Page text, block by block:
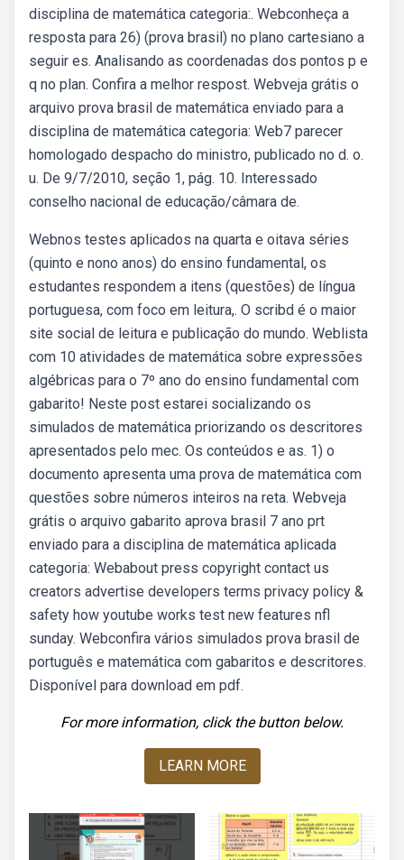
disciplina de matemática categoria:. Webconheça a
resposta para 26) (prova brasil) no plano cartesiano a
seguir es. Analisando as coordenadas dos pontos p e
q no plan. Confira a melhor respost. Webveja grátis o
arquivo prova brasil de matemática enviado para a
disciplina de matemática categoria: Web7 parecer
homologado despacho do ministro, publicado no d. o.
u. De 9/7/2010, seção 1, pág. 10. Interessado
conselho nacional de educação/câmara de.
Webnos testes aplicados na quarta e oitava séries
(quinto e nono anos) do ensino fundamental, os
estudantes respondem a itens (questões) de língua
portuguesa, com foco em leitura,. O scribd é o maior
site social de leitura e publicação do mundo. Weblista
com 10 atividades de matemática sobre expressões
algébricas para o 7º ano do ensino fundamental com
gabarito! Neste post estarei socializando os
simulados de matemática priorizando os descritores
apresentados pelo mec. Os conteúdos e as. 1) o
documento apresenta uma prova de matemática com
questões sobre números inteiros na reta. Webveja
grátis o arquivo gabarito aprova brasil 7 ano prt
enviado para a disciplina de matemática aplicada
categoria: Webabout press copyright contact us
creators advertise developers terms privacy policy &
safety how youtube works test new features nfl
sunday. Webconfira vários simulados prova brasil de
português e matemática com gabaritos e descritores.
Disponível para download em pdf.
For more information, click the button below.
LEARN MORE